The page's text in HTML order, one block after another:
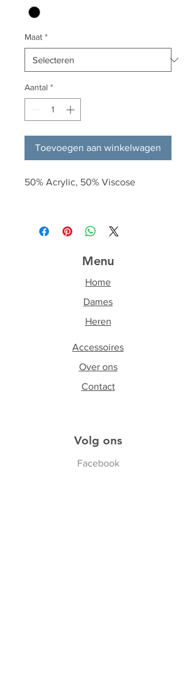
Maat *
Aantal *
Toevoegen aan winkelwagen
50% Acrylic, 50% Viscose
Menu
Home
Dames
Heren
Accessoires
Over ons
Contact
Volg ons
Facebook